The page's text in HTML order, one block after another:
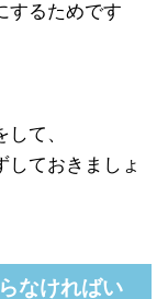
するためです
て、
しておきましょ
なければい